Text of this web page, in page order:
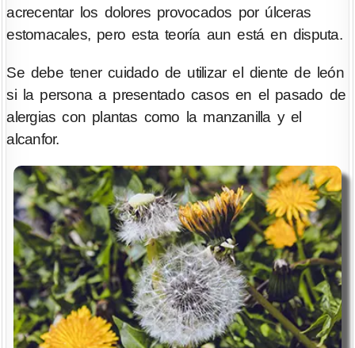
acrecentar los dolores provocados por úlceras
estomacales, pero esta teoría aun está en disputa.
Se debe tener cuidado de utilizar el diente de león
si la persona a presentado casos en el pasado de
alergias con plantas como la manzanilla y el
alcanfor.